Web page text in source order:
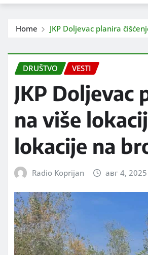
Home JKP Doljevac planira
DRUŠTVO VESTI
JKP
na više
lokacije na
Radio Koprijan авг 4, 2025